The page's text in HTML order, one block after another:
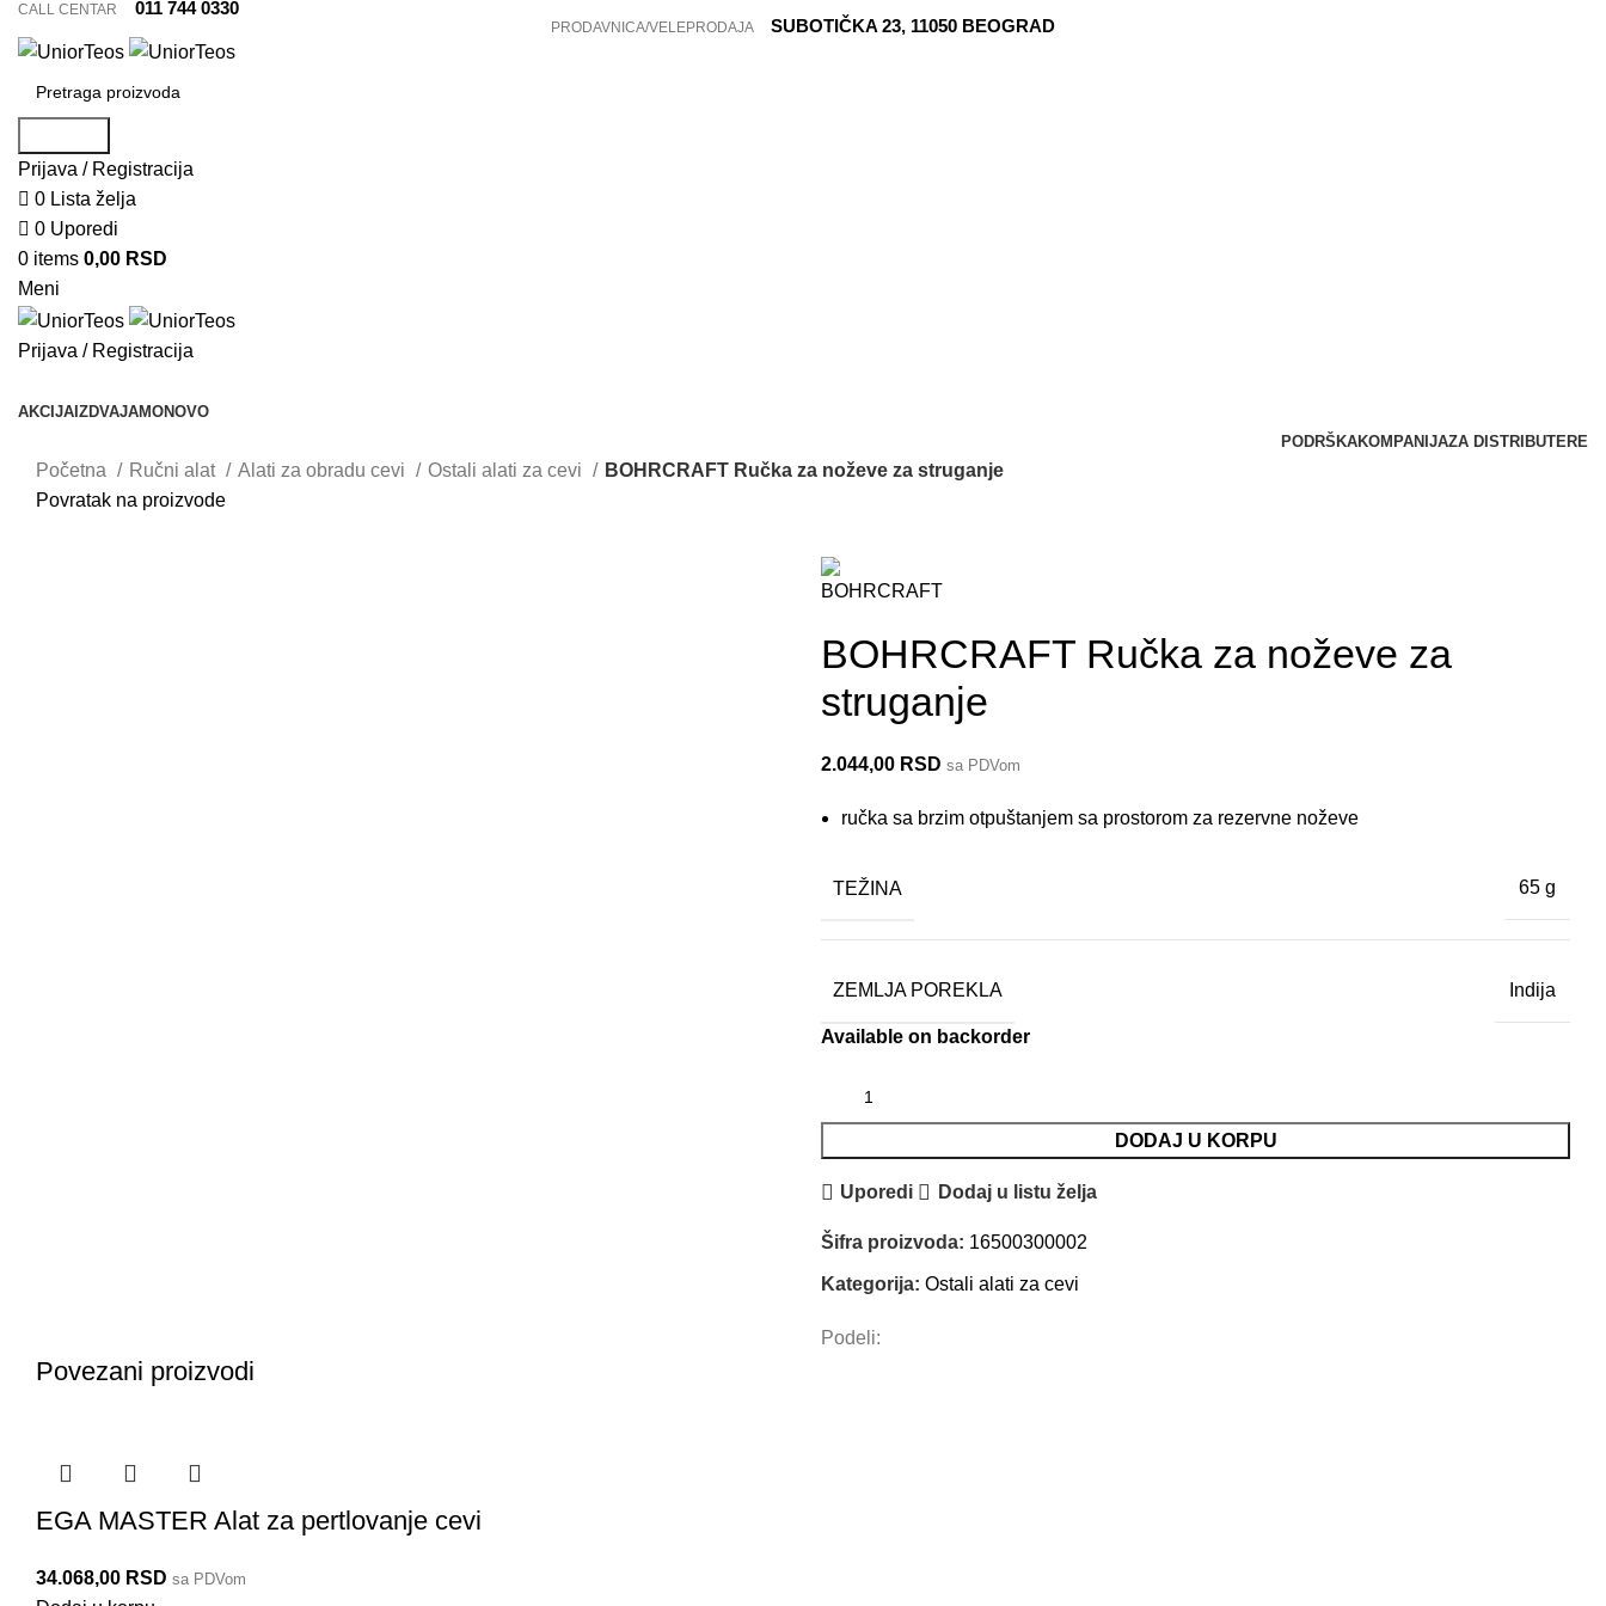
CALL CENTAR 011 744 0330
PRODAVNICA/VELEPRODAJA SUBOTIČKA 23, 11050 BEOGRAD
Prijava / Registracija
0 Lista želja
0 Uporedi
0 items 0,00 RSD
Meni
Prijava / Registracija
AKCIJAIZDVAJAMONOVO
PODRŠKAKOMPANIJAZA DISTRIBUTERE
Početna Ručni alat Alati za obradu cevi Ostali alati za cevi
BOHRCRAFT Ručka za noževe za struganje
Povratak na proizvode
BOHRCRAFT Ručka za noževe za
struganje
2.044,00 RSD sa PDVom
ručka sa brzim otpuštanjem sa prostorom za rezervne noževe
TEŽINA 65 g
ZEMLJA POREKLA Indija
Available on backorder
DODAJ U KORPU
Uporedi Dodaj u listu želja
Šifra proizvoda: 16500300002
Kategorija: Ostali alati za cevi
Podeli:
Povezani proizvodi
EGA MASTER Alat za pertlovanje cevi
34.068,00 RSD sa PDVom